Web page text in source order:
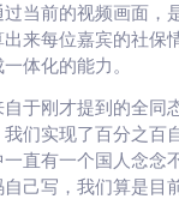
当前的视频画面，
来每位嘉宾的社
体化的能力。
于刚才提到的全
们实现了百分之
直有一个国人念
己写，我们算是